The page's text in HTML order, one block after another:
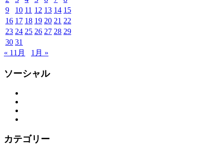
弥
七
京
染
店
い
出
9
10 11 12 13 14 15
16 17 18 19 20 21 22
23 24 25 26 27 28 29
30 31
« 11月
1月 »
ソーシャル
カテゴリー